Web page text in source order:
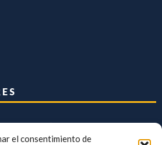
el consentimiento de